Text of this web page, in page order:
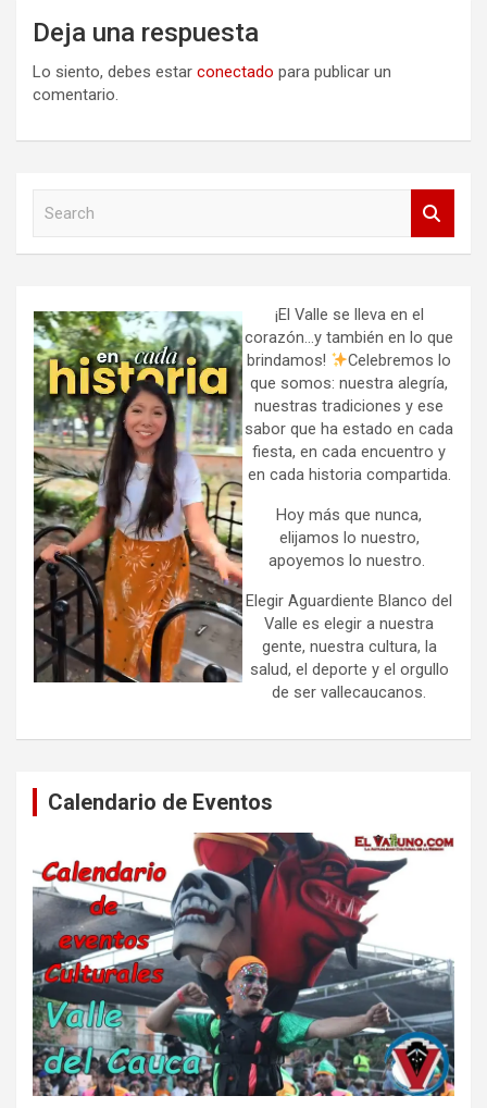
Deja una respuesta
Lo siento, debes estar conectado para publicar un
comentario.
h
¡El Valle se lleva en el
corazón…y también en lo que
brindamos!
Celebremos lo
que somos: nuestra alegría,
nuestras tradiciones y ese
sabor que ha estado en cada
fiesta, en cada encuentro y
en cada historia compartida.
Hoy más que nunca,
elijamos lo nuestro,
apoyemos lo nuestro.
Elegir Aguardiente Blanco del
Valle es elegir a nuestra
gente, nuestra cultura, la
salud, el deporte y el orgullo
de ser vallecaucanos.
Calendario de Eventos